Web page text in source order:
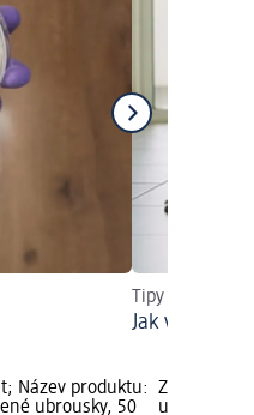
Tipy a techniky
Jak vyčistit
Název produktu:
ubrousky, 50
Značka:
univerzální